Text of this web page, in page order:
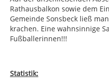
Rathausbalkon sowie dem
Gemeinde Sonsbeck ließ
krachen. Eine wahnsinnige
Fußballerinnen!!!
Statistik: